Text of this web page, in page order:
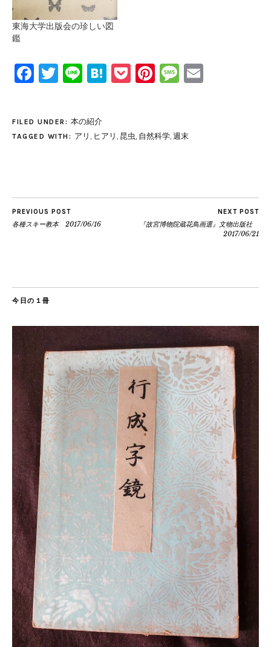
東海大学出版会の珍しい図
鑑
Facebook
Twitter
LineHatena
Pocket
Pinterest
Message
FILED UNDER: 本の紹介
TAGGED WITH: アリ ヒアリ 昆虫 自然科学, 週末
PREVIOUS POST
各種スキー教本 2017/06/16
NEXT POST
『故宮博物院蔵花鳥画選』文物出版社
2017/06/21
今日の１冊